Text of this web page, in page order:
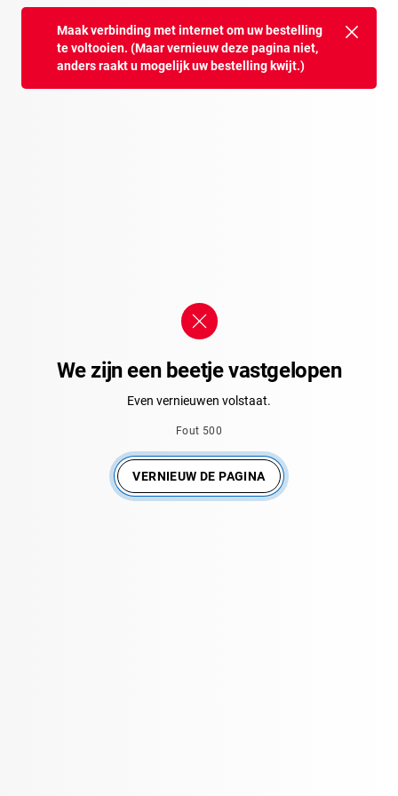
Maak verbinding met internet om uw bestelling
te voltooien. (Maar vernieuw deze pagina niet,
anders raakt u mogelijk uw bestelling kwijt.)
We zijn een beetje vastgelopen
Even vernieuwen volstaat.
Fout 500
VERNIEUW DE PAGINA